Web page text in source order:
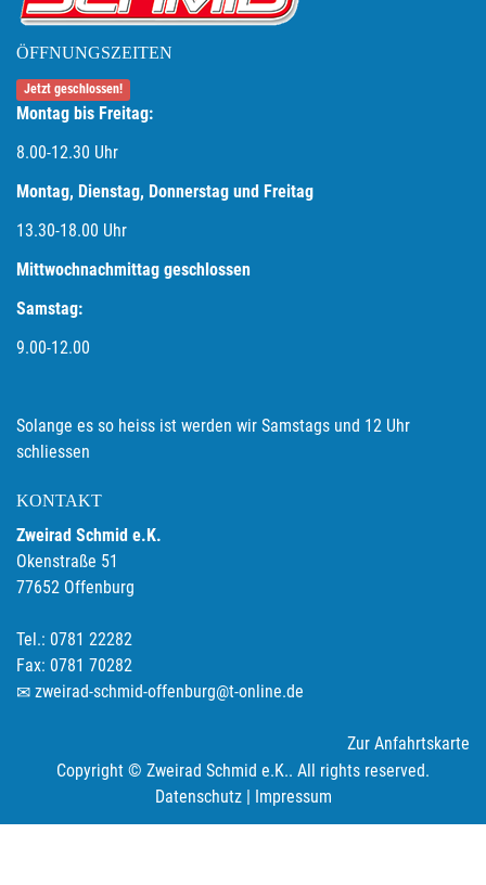
ÖFFNUNGSZEITEN
Jetzt geschlossen!
Montag bis Freitag:
8.00-12.30 Uhr
Montag, Dienstag, Donnerstag und Freitag
13.30-18.00 Uhr
Mittwochnachmittag geschlossen
Samstag:
9.00-12.00
Solange es so heiss ist werden wir Samstags und 12 Uhr
schliessen
KONTAKT
Zweirad Schmid e.K.
Okenstraße 51
77652 Offenburg
Tel.: 0781 22282
Fax: 0781 70282
zweirad-schmid-offenburg@t-online.de
Zur Anfahrtskarte
Copyright © Zweirad Schmid e.K.. All rights reserved.
Datenschutz| Impressum